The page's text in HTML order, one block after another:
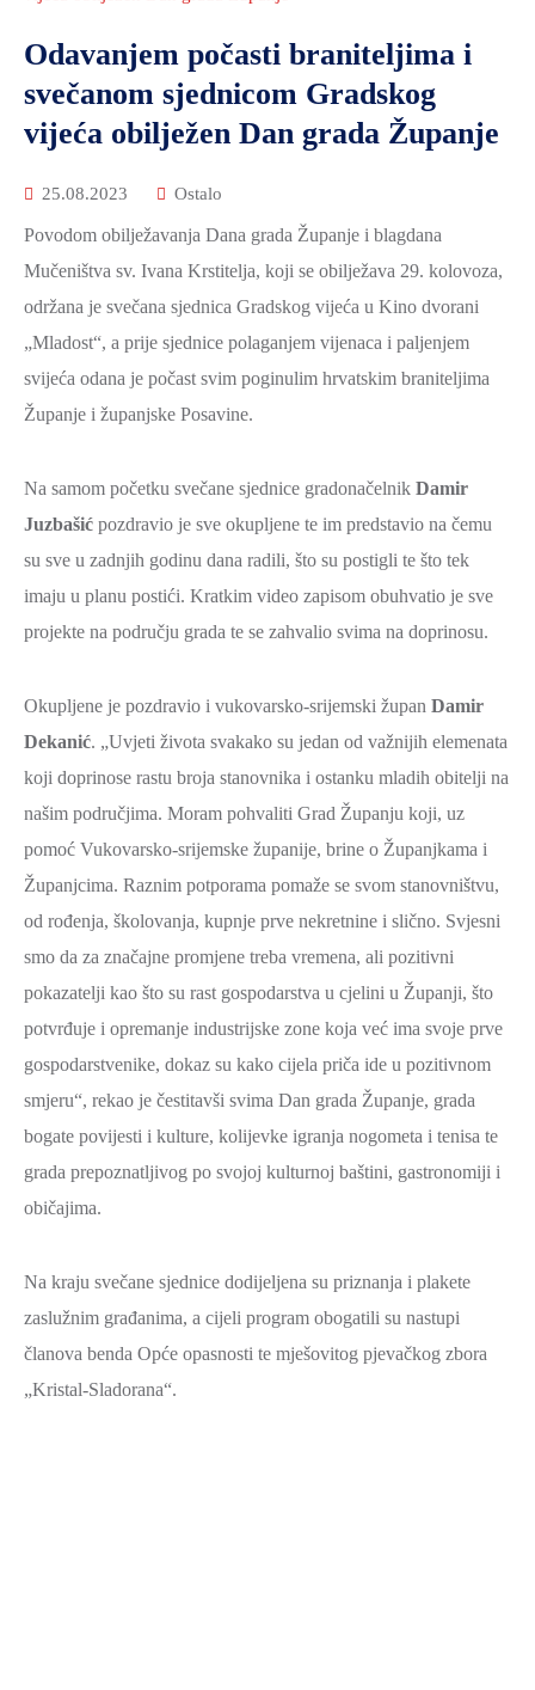
Odavanjem počasti braniteljima i
svečanom sjednicom Gradskog
vijeća obilježen Dan grada Županje
25.08.2023 Ostalo
Povodom obilježavanja Dana grada Županje i blagdana
Mučeništva sv. Ivana Krstitelja, koji se obilježava 29. kolovoza,
održana je svečana sjednica Gradskog vijeća u Kino dvorani
„Mladost“, a prije sjednice polaganjem vijenaca i paljenjem
svijeća odana je počast svim poginulim hrvatskim braniteljima
Županje i županjske Posavine.
Na samom početku svečane sjednice gradonačelnik Damir
Juzbašić pozdravio je sve okupljene te im predstavio na čemu
su sve u zadnjih godinu dana radili, što su postigli te što tek
imaju u planu postići. Kratkim video zapisom obuhvatio je sve
projekte na području grada te se zahvalio svima na doprinosu.
Okupljene je pozdravio i vukovarsko-srijemski župan Damir
Dekanić. „Uvjeti života svakako su jedan od važnijih elemenata
koji doprinose rastu broja stanovnika i ostanku mladih obitelji na
našim područjima. Moram pohvaliti Grad Županju koji, uz
pomoć Vukovarsko-srijemske županije, brine o Županjkama i
Županjcima. Raznim potporama pomaže se svom stanovništvu,
od rođenja, školovanja, kupnje prve nekretnine i slično. Svjesni
smo da za značajne promjene treba vremena, ali pozitivni
pokazatelji kao što su rast gospodarstva u cjelini u Županji, što
potvrđuje i opremanje industrijske zone koja već ima svoje prve
gospodarstvenike, dokaz su kako cijela priča ide u pozitivnom
smjeru“, rekao je čestitavši svima Dan grada Županje, grada
bogate povijesti i kulture, kolijevke igranja nogometa i tenisa te
grada prepoznatljivog po svojoj kulturnoj baštini, gastronomiji i
običajima.
Na kraju svečane sjednice dodijeljena su priznanja i plakete
zaslužnim građanima, a cijeli program obogatili su nastupi
članova benda Opće opasnosti te mješovitog pjevačkog zbora
„Kristal-Sladorana“.